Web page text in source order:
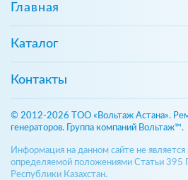
Главная
Каталог
Контакты
© 2012-2026 ТОО «Вольтаж Астана».
генераторов. Группа компаний Вольтаж™.
Информация на данном сайте не
определяемой положениями Статьи 395
Республики Казахстан.